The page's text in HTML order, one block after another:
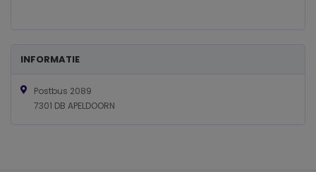
INFORMATIE
Postbus 2089
7301 DB APELDOORN